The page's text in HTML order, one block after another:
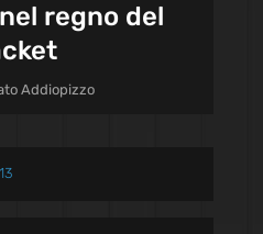
regno del
Addiopizzo